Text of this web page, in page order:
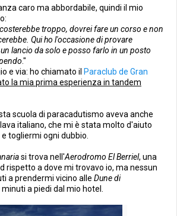
caro ma abbordabile, quindi il mio
troppo, dovrei fare un corso e non
Qui ho l'occasione di provare
lancio da solo e posso farlo in un posto
."
e via: ho chiamato il Paraclub de Gran
la mia prima esperienza in tandem
scuola di paracadutismo aveva anche
italiano, che mi è stata molto d'aiuto
togliermi ogni dubbio.
si trova nell'Aerodromo El Berriel, una
rispetto a dove mi trovavo io, ma nessun
a prendermi vicino alle Dune di
minuti a piedi dal mio hotel.